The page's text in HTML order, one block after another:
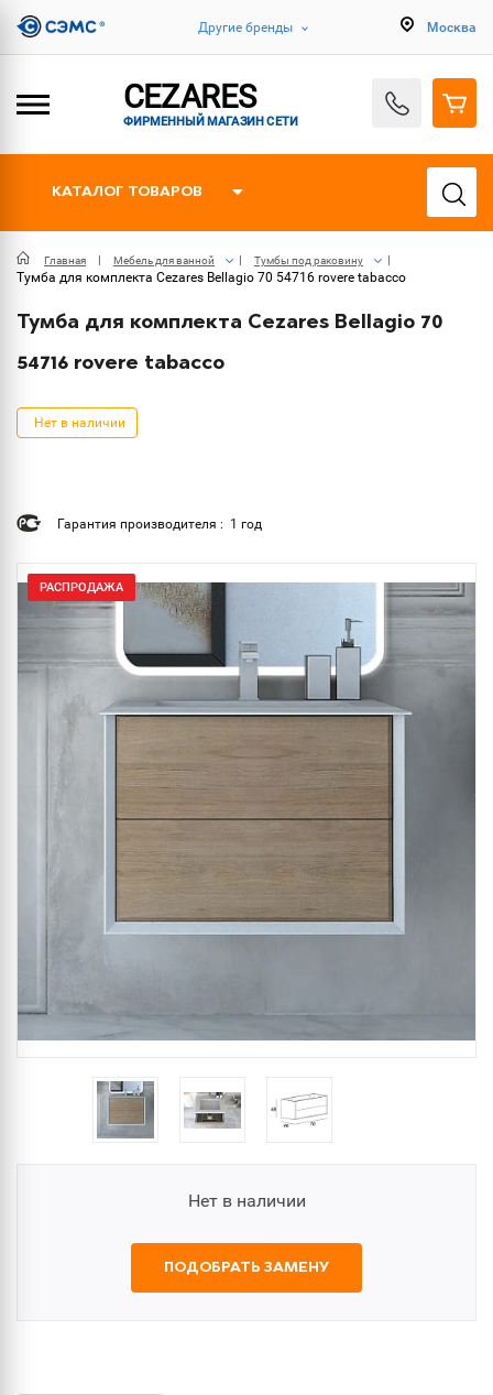
Другие бренды Москва
CEZARES
ФИРМЕННЫЙ МАГАЗИН СЕТИ
КАТАЛОГ ТОВАРОВ
Главная Мебель для ванной Тумбы под раковину
Тумба для комплекта Cezares Bellagio 70 54716 rovere tabacco
Тумба для комплекта Cezares Bellagio 70
54716 rovere tabacco
Нет в наличии
Гарантия производителя : 1 год
РАСПРОДАЖА
Нет в наличии
ПОДОБРАТЬ ЗАМЕНУ